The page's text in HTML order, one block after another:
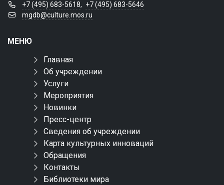
+7 (495) 683-5618, +7 (495) 683-5646
mgdb@culture.mos.ru
МЕНЮ
Главная
Об учреждении
Услуги
Мероприятия
Новинки
Пресс-центр
Сведения об учреждении
Карта культурных инноваций
Обращения
Контакты
Библиотеки мира